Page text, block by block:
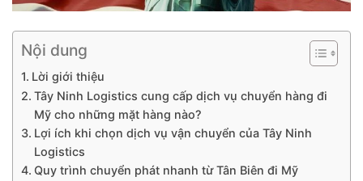
Nội dung
Lời giới thiệu
Tây Ninh Logistics cung cấp dịch vụ chuyển hàng đi
Mỹ cho những mặt hàng nào?
Lợi ích khi chọn dịch vụ vận chuyển của Tây Ninh
Logistics
Quy trình chuyển phát nhanh từ Tân Biên đi Mỹ